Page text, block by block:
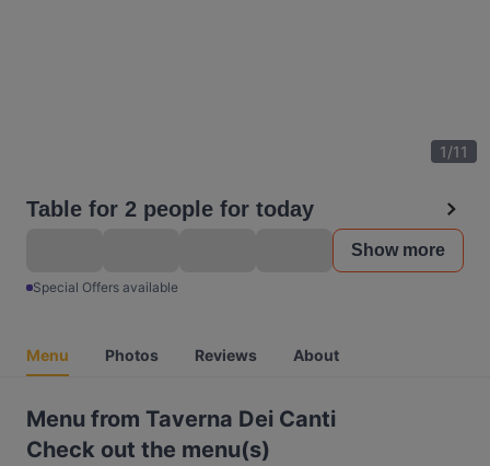
1/11
Table for 2 people for today
Show more
Special Offers available
Menu Photos Reviews About
Menu from Taverna Dei Canti
Check out the menu(s)